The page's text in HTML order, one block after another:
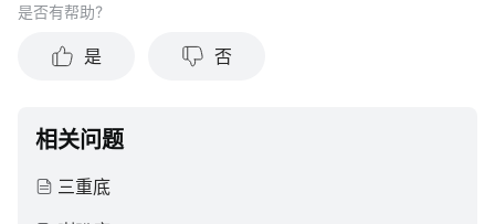
结果。投资涉及风险和损失本金的可能性。moomoo对上述内
任何陈述或保证。
是否有帮助？
是 否
相关问题
三重底